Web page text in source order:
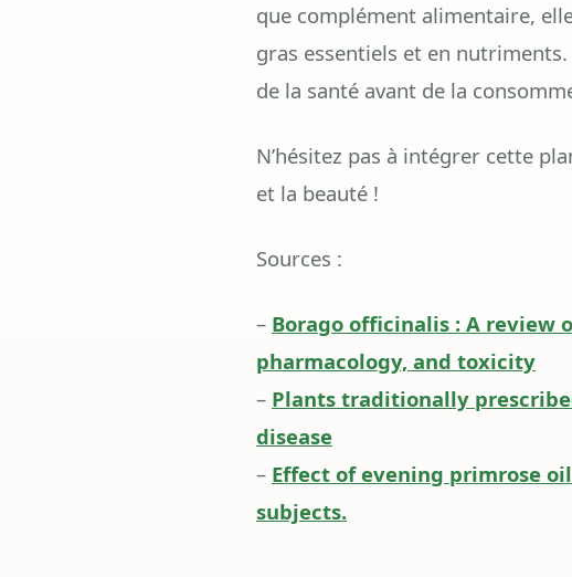
que complément alimentaire,
gras essentiels et en
de la santé avant de la
N’hésitez pas à intégrer cette
et la beauté !
Sources :
– Borago officinalis : A review
pharmacology, and toxicity
– Plants traditionally
disease
– Effect of evening primrose
subjects.